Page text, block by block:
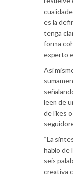
es la
tenga
forma
experto
Así
leen de
de likes
“La
hablo de
seis
creativa